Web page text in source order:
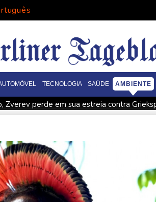
TECNOLOGIA SAÚDE AMBIENTE
Zverev perde em sua estreia contra
alerta para possíveis 'atos de
venezuelana se divide diante da